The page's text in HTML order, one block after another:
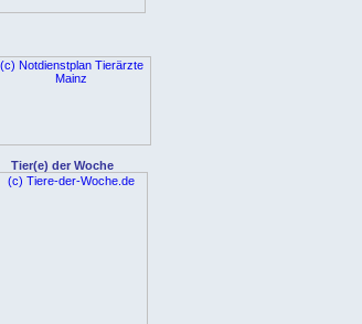
Tier(e) der Woche